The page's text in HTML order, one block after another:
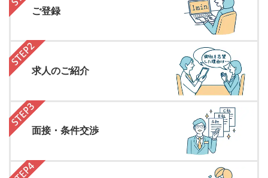
ご登録
求人のご紹介
面接・条件交渉